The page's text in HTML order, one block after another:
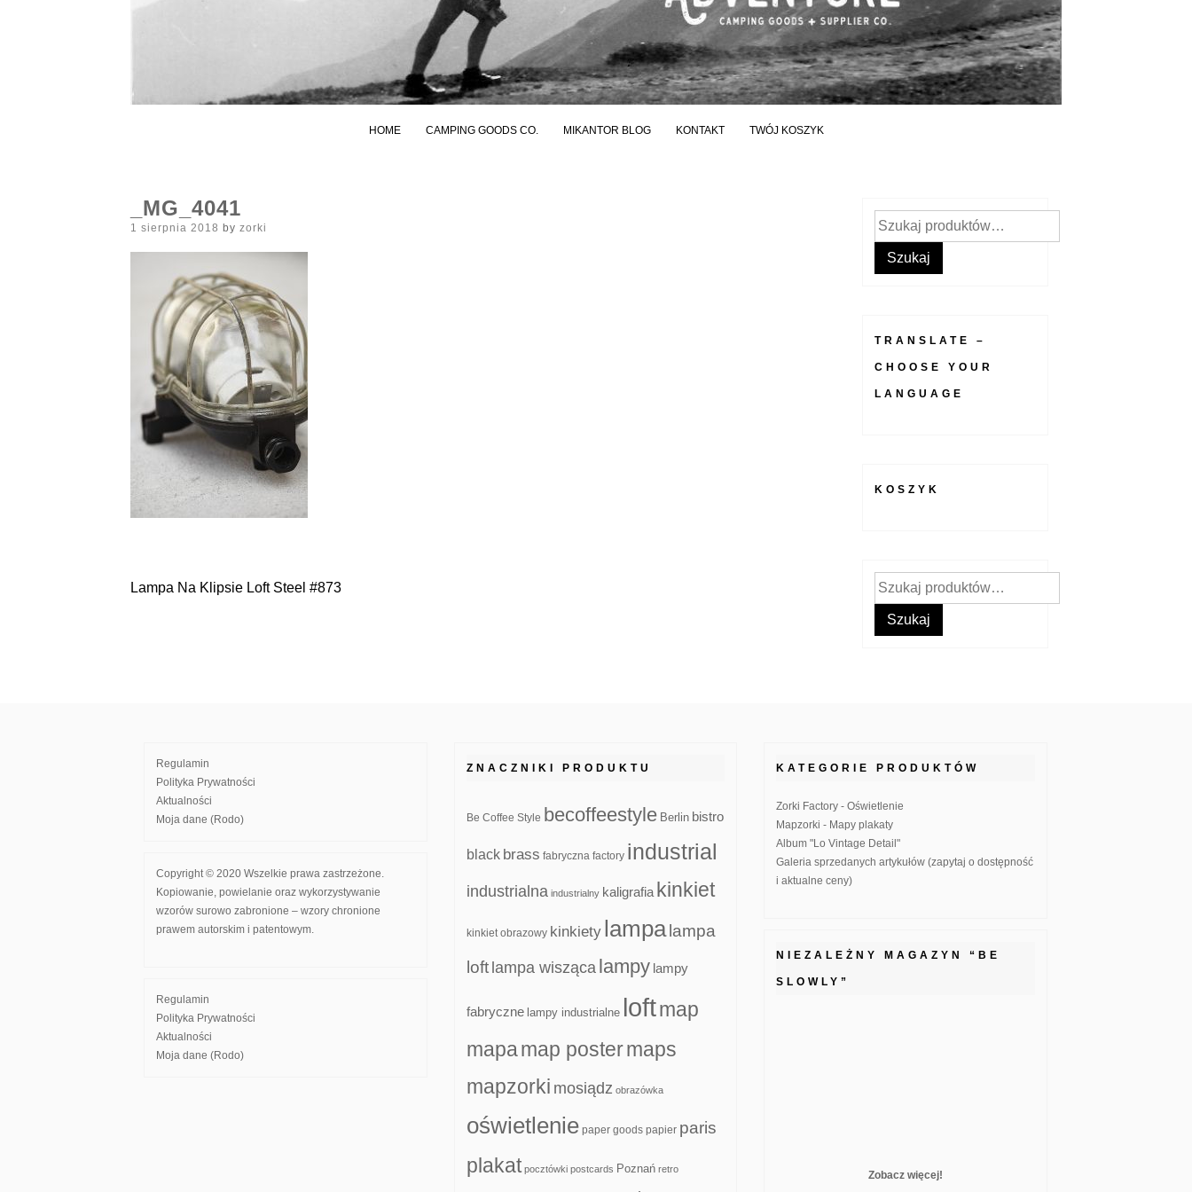
HOME CAMPING GOODS CO. MIKANTOR BLOG KONTAKT TWÓJ KOSZYK
_MG_4041
Posted
1 sierpnia 2018 by zorki
Nawigacja
Lampa Na Klipsie Loft Steel #873
Szukaj:
Szukaj
TRANSLATE –
CHOOSE YOUR
LANGUAGE
KOSZYK
Szukaj:
Szukaj
Regulamin
Polityka Prywatności
Aktualności
Moja dane (Rodo)
Copyright © 2020 Wszelkie prawa zastrzeżone.
Kopiowanie, powielanie oraz wykorzystywanie
wzorów surowo zabronione – wzory chronione
prawem autorskim i patentowym.
Regulamin
Polityka Prywatności
Aktualności
Moja dane (Rodo)
ZNACZNIKI PRODUKTU
Be Coffee Style becoffeestyle Berlin bistro
black brass fabryczna factory industrial
industrialna industrialny kaligrafia kinkiet
kinkiet obrazowy kinkiety lampa lampa
loft lampa wisząca lampy lampy
fabryczne lampy industrialne loftmap
mapamap postermaps
mapzorki mosiądz obrazówka
oświetlenie paper goods papier paris
plakat pocztówki postcards Poznań retro
KATEGORIE PRODUKTÓW
Zorki Factory - Oświetlenie
Mapzorki - Mapy plakaty
Album "Lo Vintage Detail"
Galeria sprzedanych artykułów (zapytaj o dostępność
i aktualne ceny)
NIEZALEŻNY MAGAZYN “BE
SLOWLY”
Zobacz więcej!